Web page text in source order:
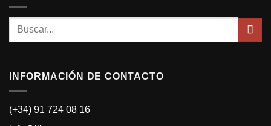
Buscar
INFORMACIÓN DE CONTACTO
(+34) 91 724 08 16